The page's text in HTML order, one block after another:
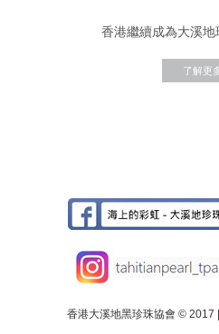
香港繼續成為大溪
了解更
香港大溪地黑珍珠協會 © 2017